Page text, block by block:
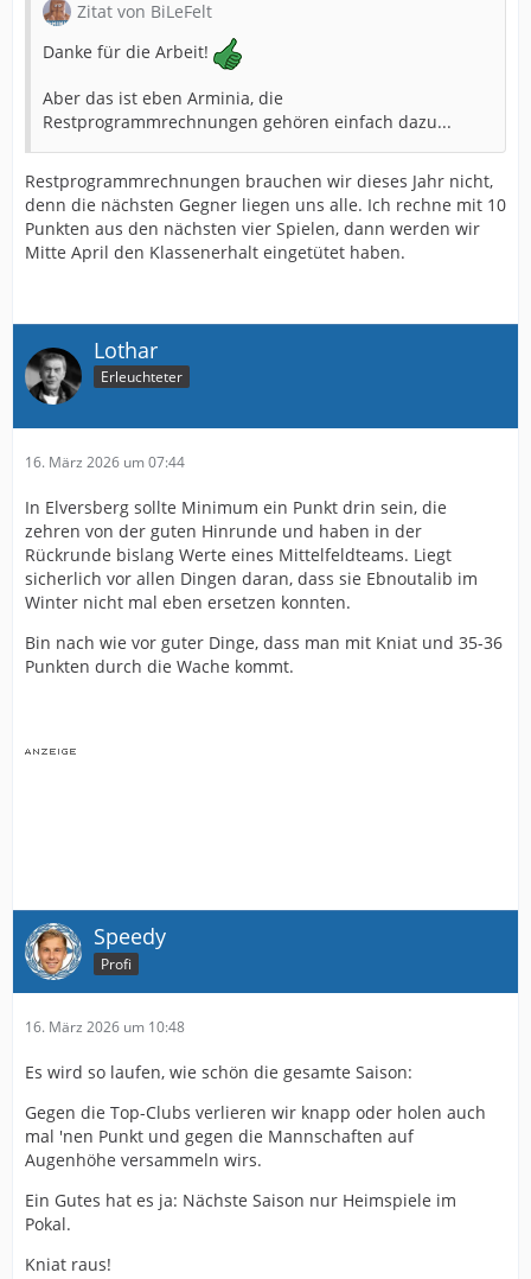
Zitat von BiLeFelt
Danke für die Arbeit!
Aber das ist eben Arminia, die
Restprogrammrechnungen gehören einfach dazu...
Restprogrammrechnungen brauchen wir dieses Jahr nicht,
denn die nächsten Gegner liegen uns alle. Ich rechne mit 10
Punkten aus den nächsten vier Spielen, dann werden wir
Mitte April den Klassenerhalt eingetütet haben.
Lothar
Erleuchteter
16. März 2026 um 07:44
In Elversberg sollte Minimum ein Punkt drin sein, die
zehren von der guten Hinrunde und haben in der
Rückrunde bislang Werte eines Mittelfeldteams. Liegt
sicherlich vor allen Dingen daran, dass sie Ebnoutalib im
Winter nicht mal eben ersetzen konnten.
Bin nach wie vor guter Dinge, dass man mit Kniat und 35-36
Punkten durch die Wache kommt.
Speedy
Profi
16. März 2026 um 10:48
Es wird so laufen, wie schön die gesamte Saison:
Gegen die Top-Clubs verlieren wir knapp oder holen auch
mal 'nen Punkt und gegen die Mannschaften auf
Augenhöhe versammeln wirs.
Ein Gutes hat es ja: Nächste Saison nur Heimspiele im
Pokal.
Kniat raus!